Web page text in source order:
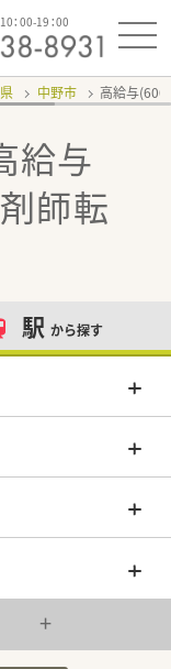
：00-19：00
中野市 高給与
給与
師転
駅 から探す